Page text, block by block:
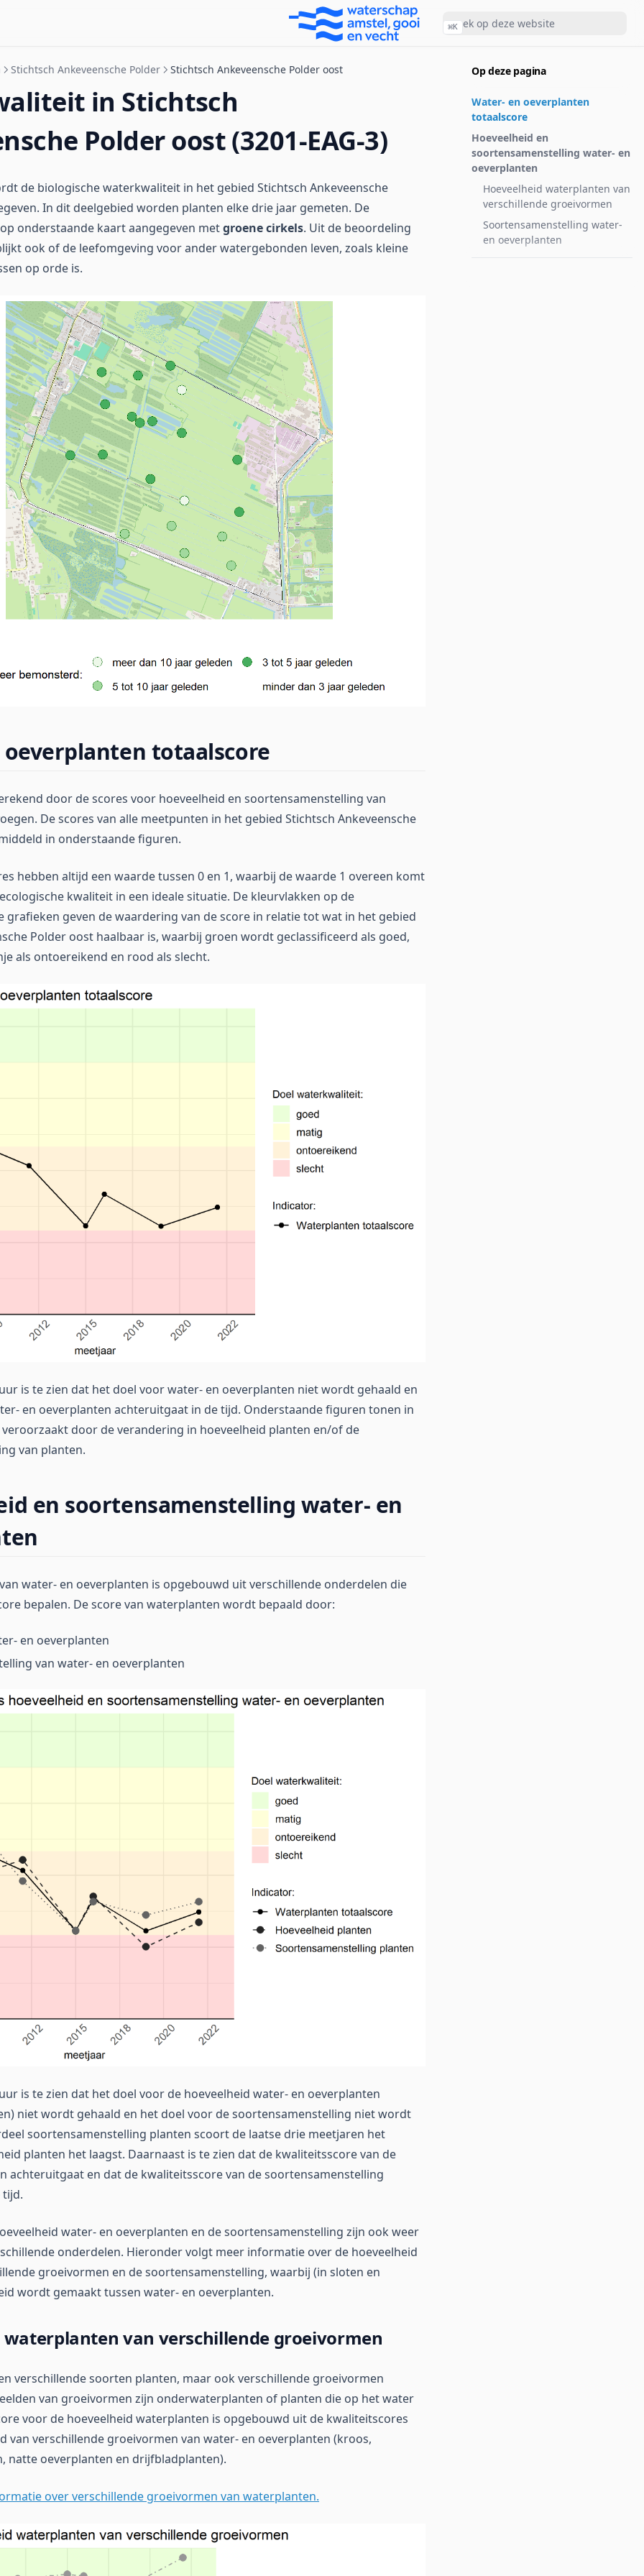
⌘K
Op deze pagina
Water- en oeverplanten
totaalscore
Hoeveelheid en
soortensamenstelling water- en
oeverplanten
Hoeveelheid waterplanten van
verschillende groeivormen
Soortensamenstelling water-
en oeverplanten
Stichtsch Ankeveensche Polder Stichtsch Ankeveensche Polder oost
in Stichtsch
Polder oost (3201-EAG-3)
de biologische waterkwaliteit in het gebied Stichtsch Ankeveensche
In dit deelgebied worden planten elke drie jaar gemeten. De
onderstaande kaart aangegeven metgroene cirkels. Uit de beoordeling
ook of de leefomgeving voor ander watergebonden leven, zoals kleine
op orde is.
oeverplanten totaalscore
door de scores voor hoeveelheid en soortensamenstelling van
De scores van alle meetpunten in het gebied Stichtsch Ankeveensche
in onderstaande figuren.
hebben altijd een waarde tussen 0 en 1, waarbij de waarde 1 overeen komt
kwaliteit in een ideale situatie. De kleurvlakken op de
grafieken geven de waardering van de score in relatie tot wat in het gebied
Polder oost haalbaar is, waarbij groen wordt geclassificeerd als goed,
als ontoereikend en rood als slecht.
is te zien dat het doel voor water- en oeverplanten niet wordt gehaald en
en oeverplanten achteruitgaat in de tijd. Onderstaande figuren tonen in
door de verandering in hoeveelheid planten en/of de
van planten.
en soortensamenstelling water- en
water- en oeverplanten is opgebouwd uit verschillende onderdelen die
bepalen. De score van waterplanten wordt bepaald door:
en oeverplanten
van water- en oeverplanten
is te zien dat het doel voor de hoeveelheid water- en oeverplanten
niet wordt gehaald en het doel voor de soortensamenstelling niet wordt
soortensamenstelling planten scoort de laatse drie meetjaren het
planten het laagst. Daarnaast is te zien dat de kwaliteitsscore van de
achteruitgaat en dat de kwaliteitsscore van de soortensamenstelling
water- en oeverplanten en de soortensamenstelling zijn ook weer
onderdelen. Hieronder volgt meer informatie over de hoeveelheid
groeivormen en de soortensamenstelling, waarbij (in sloten en
wordt gemaakt tussen water- en oeverplanten.
waterplanten van verschillende groeivormen
verschillende soorten planten, maar ook verschillende groeivormen
van groeivormen zijn onderwaterplanten of planten die op het water
voor de hoeveelheid waterplanten is opgebouwd uit de kwaliteitscores
van verschillende groeivormen van water- en oeverplanten (kroos,
natte oeverplanten en drijfbladplanten).
over verschillende groeivormen van waterplanten.